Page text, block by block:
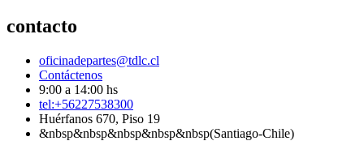
contacto
oficinadepartes@tdlc.cl
Contáctenos
9:00 a 14:00 hs
tel:+56227538300
Huérfanos 670, Piso 19
&nbsp&nbsp&nbsp&nbsp&nbsp(Santiago-Chile)